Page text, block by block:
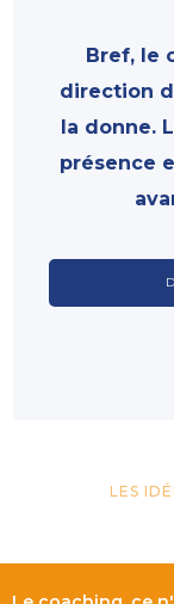
Bref, le
direction
la donne.
présence
LES